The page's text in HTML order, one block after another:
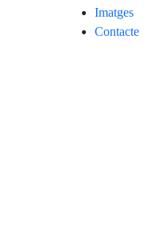
Imatges
Contacte